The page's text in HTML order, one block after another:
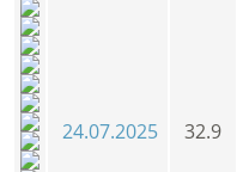
24.07.2025 32.9